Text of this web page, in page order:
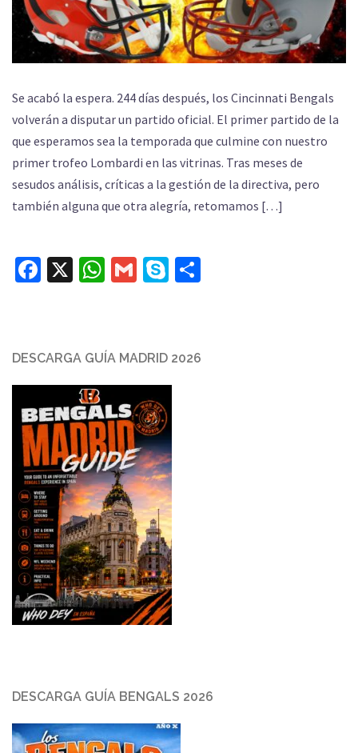
Se acabó la espera. 244 días después, los Cincinnati Bengals
volverán a disputar un partido oficial. El primer partido de la
que esperamos sea la temporada que culmine con nuestro
primer trofeo Lombardi en las vitrinas. Tras meses de
sesudos análisis, críticas a la gestión de la directiva, pero
también alguna que otra alegría, retomamos […]
Facebook
X WhatsApp
Gmail
Skype
DESCARGA GUÍA MADRID 2026
DESCARGA GUÍA BENGALS 2026